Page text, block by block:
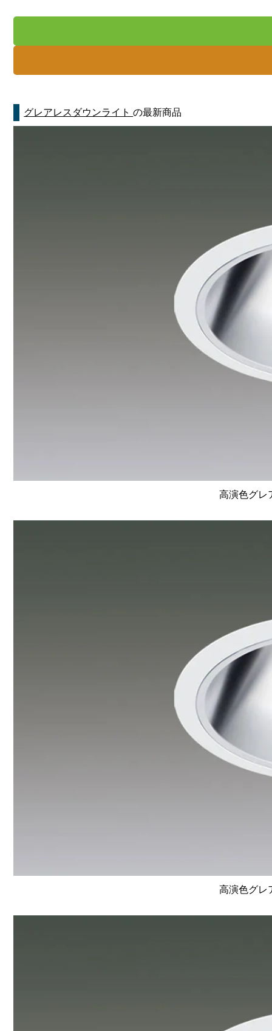
グレアレスダウンライトの最新商品
高演色グレ
高演色グレ